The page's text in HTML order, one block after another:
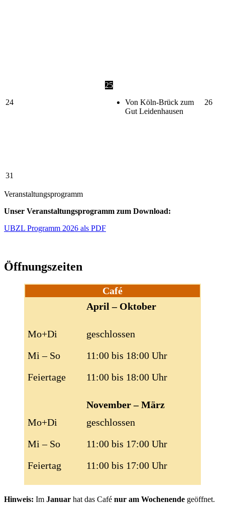
24
25
Von Köln-Brück zum
Gut Leidenhausen
26
31
Veranstaltungsprogramm
Unser Veranstaltungsprogramm zum Download:
UBZL Programm 2026 als PDF
Öffnungszeiten
Café
April – Oktober
Mo+Di
Mi – So
Feiertage
geschlossen
11:00 bis 18:00 Uhr
11:00 bis 18:00 Uhr
November – März
Mo+Di
Mi – So
Feiertag
geschlossen
11:00 bis 17:00 Uhr
11:00 bis 17:00 Uhr
Hinweis: Im Januar hat das Café nur am Wochenende geöffnet.